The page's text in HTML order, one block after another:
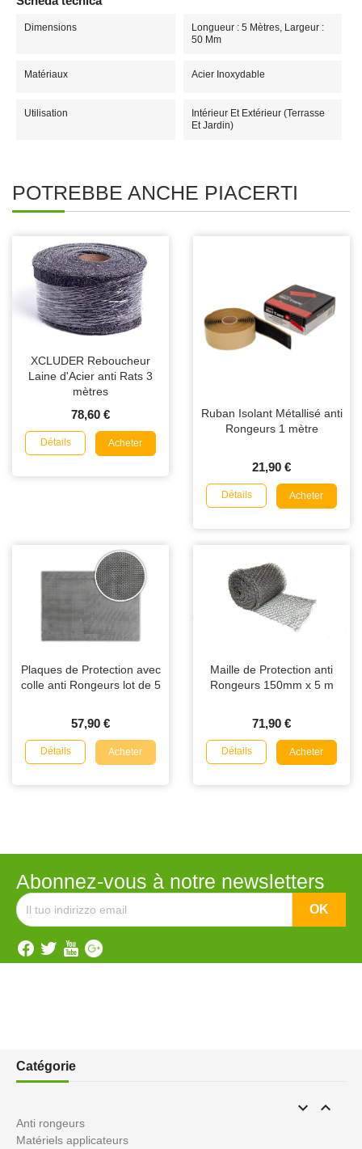
Dimensions
Longueur : 5 Mètres, Largeur :
50 Mm
Matériaux Acier Inoxydable
Utilisation
Intérieur Et Extérieur (terrasse
Et Jardin)
POTREBBE ANCHE PIACERTI
XCLUDER Reboucheur
Laine d'Acier anti Rats 3
mètres
78,60 €
Détails Acheter
Ruban Isolant Métallisé anti
Rongeurs 1 mètre
21,90 €
Détails Acheter
Plaques de Protection avec
colle anti Rongeurs lot de 5
57,90 €
Détails Acheter
Maille de Protection anti
Rongeurs 150mm x 5 m
71,90 €
Détails Acheter
Abonnez-vous à notre newsletters
Catégorie
 
Anti rongeurs
Matériels applicateurs